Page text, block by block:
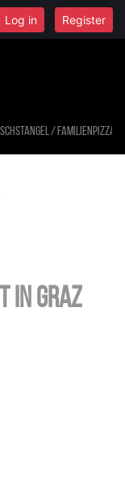
Log in Register
/ Familienpizza
in Graz